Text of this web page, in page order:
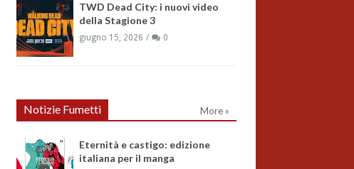
TWD Dead City: i nuovi video
della Stagione 3
giugno 15, 2026 0
Notizie Fumetti More »
Eternità e castigo: edizione
italiana per il manga